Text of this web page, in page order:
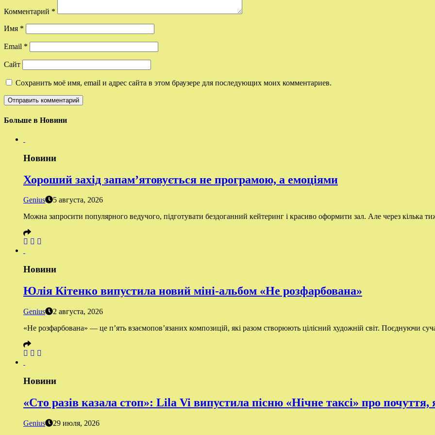
Комментарий *
Имя *
Email *
Сайт
Сохранить моё имя, email и адрес сайта в этом браузере для последующих моих комментариев.
Больше в Новини
Новини
Хороший захід запам’ятовується не програмою, а емоціями
Genius
5 августа, 2026
Можна запросити популярного ведучого, підготувати бездоганний кейтеринг і красиво оформити зал. Але через кілька
Новини
Юлія Кітенко випустила новий міні-альбом «Не розфарбована»
Genius
2 августа, 2026
«Не розфарбована» — це п’ять взаємопов’язаних композицій, які разом створюють цілісний художній світ. Поєднуючи
Новини
«Сто разів казала стоп»: Lila Vi випустила пісню «Нічне таксі» про почуття,
Genius 29 июля, 2026